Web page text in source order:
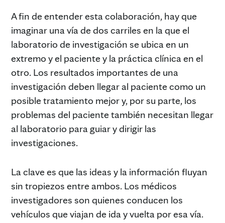
A fin de entender esta colaboración, hay que
imaginar una vía de dos carriles en la que el
laboratorio de investigación se ubica en un
extremo y el paciente y la práctica clínica en el
otro. Los resultados importantes de una
investigación deben llegar al paciente como un
posible tratamiento mejor y, por su parte, los
problemas del paciente también necesitan llegar
al laboratorio para guiar y dirigir las
investigaciones.
La clave es que las ideas y la información fluyan
sin tropiezos entre ambos. Los médicos
investigadores son quienes conducen los
vehículos que viajan de ida y vuelta por esa vía.